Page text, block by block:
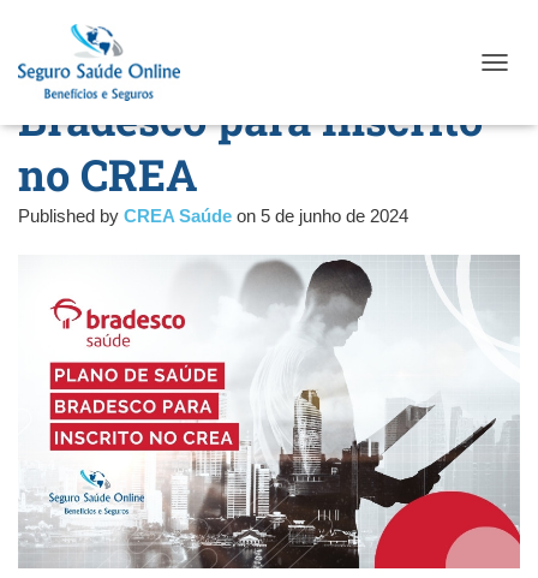
Plano de Saúde
Bradesco para Inscrito
no CREA
Published by CREA Saúde on 5 de junho de 2024